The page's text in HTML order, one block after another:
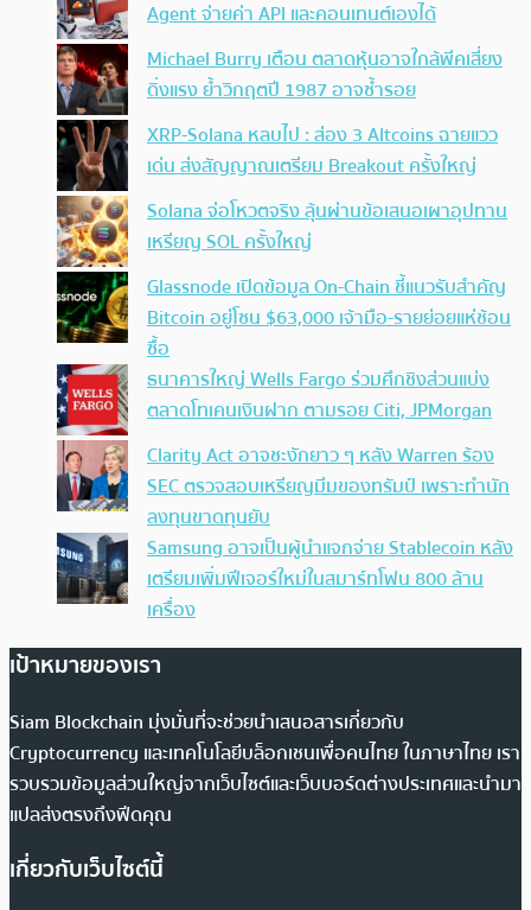
Agent จ่ายค่า API และคอนเทนต์เองได้
Michael Burry เตือน ตลาดหุ้นอาจใกล้พีคเสี่ยง
ดิ่งแรง ย้ำวิกฤตปี 1987 อาจซ้ำรอย
XRP-Solana หลบไป : ส่อง 3 Altcoins ฉายแวว
เด่น ส่งสัญญาณเตรียม Breakout ครั้งใหญ่
Solana จ่อโหวตจริง ลุ้นผ่านข้อเสนอเผาอุปทาน
เหรียญ SOL ครั้งใหญ่
Glassnode เปิดข้อมูล On-Chain ชี้แนวรับสำคัญ
Bitcoin อยู่โซน $63,000 เจ้ามือ-รายย่อยแห่ช้อน
ซื้อ
ธนาคารใหญ่ Wells Fargo ร่วมศึกชิงส่วนแบ่ง
ตลาดโทเคนเงินฝาก ตามรอย Citi, JPMorgan
Clarity Act อาจชะงักยาว ๆ หลัง Warren ร้อง
SEC ตรวจสอบเหรียญมีมของทรัมป์ เพราะทำนัก
ลงทุนขาดทุนยับ
Samsung อาจเป็นผู้นำแจกจ่าย Stablecoin หลัง
เตรียมเพิ่มฟีเจอร์ใหม่ในสมาร์ทโฟน 800 ล้าน
เครื่อง
เป้าหมายของเรา
Siam Blockchain มุ่งมั่นที่จะช่วยนำเสนอสารเกี่ยวกับ
Cryptocurrency และเทคโนโลยีบล็อกเชนเพื่อคนไทย ในภาษาไทย เรา
รวบรวมข้อมูลส่วนใหญ่จากเว็บไซต์และเว็บบอร์ดต่างประเทศและนำมา
แปลส่งตรงถึงฟีดคุณ
เกี่ยวกับเว็บไซต์นี้